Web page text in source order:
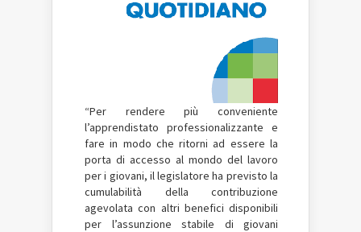
“Per rendere più conveniente
l’apprendistato professionalizzante e
fare in modo che ritorni ad essere la
porta di accesso al mondo del lavoro
per i giovani, il legislatore ha previsto la
cumulabilità della contribuzione
agevolata con altri benefici disponibili
per l’assunzione stabile di giovani